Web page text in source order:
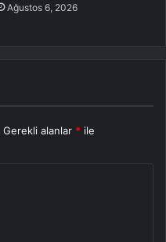
Ağustos 6, 2026
Gerekli alanlar * ile